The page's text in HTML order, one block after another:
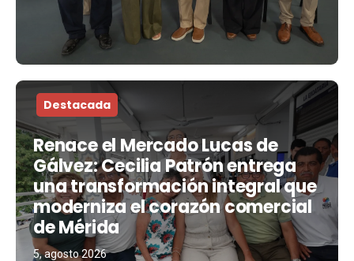
Destacada
Renace el Mercado Lucas de
Gálvez: Cecilia Patrón entrega
una transformación integral que
moderniza el corazón comercial
de Mérida
5, agosto 2026